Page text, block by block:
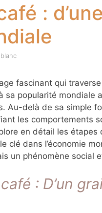
:
fascinant qui
sa popularité mondiale
Au-delà de sa simple
les comportements
en détail les étapes
clé dans l’économie
un phénomène social
: D’un